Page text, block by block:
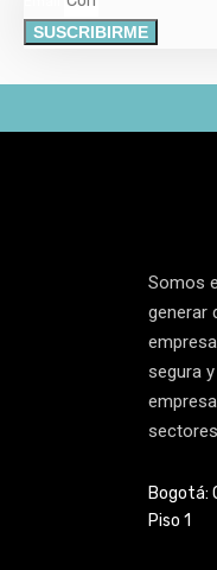
SUSCRIBIRME
Somos
generar
segura
Bogotá:
Piso 1